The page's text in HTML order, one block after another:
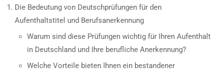
Die Bedeutung von Deutschprüfungen für den
Aufenthaltstitel und Berufsanerkennung
Warum sind diese Prüfungen wichtig für Ihren Aufenthalt
in Deutschland und Ihre berufliche Anerkennung?
Welche Vorteile bieten Ihnen ein bestandener